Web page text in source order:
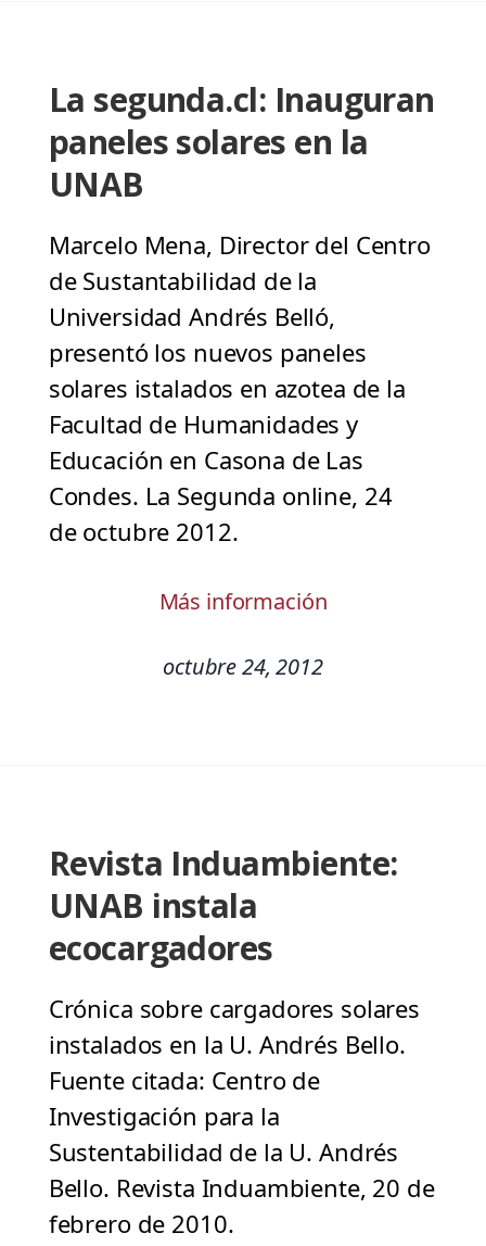
La segunda.cl: Inauguran
paneles solares en la
UNAB
Marcelo Mena, Director del Centro
de Sustantabilidad de la
Universidad Andrés Belló,
presentó los nuevos paneles
solares istalados en azotea de la
Facultad de Humanidades y
Educación en Casona de Las
Condes. La Segunda online, 24
de octubre 2012.
Más información
octubre 24, 2012
Revista Induambiente:
UNAB instala
ecocargadores
Crónica sobre cargadores solares
instalados en la U. Andrés Bello.
Fuente citada: Centro de
Investigación para la
Sustentabilidad de la U. Andrés
Bello. Revista Induambiente, 20 de
febrero de 2010.